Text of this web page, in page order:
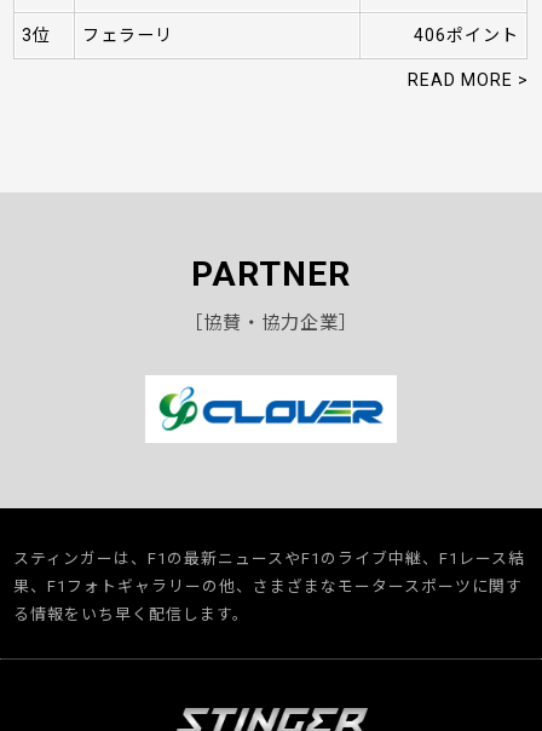
3位 フェラーリ 406ポイント
READ MORE >
PARTNER
［協賛・協力企業］
スティンガーは、F1の最新ニュースやF1のライブ中継、F1レース結
果、F1フォトギャラリーの他、さまざまなモータースポーツに関す
る情報をいち早く配信します。